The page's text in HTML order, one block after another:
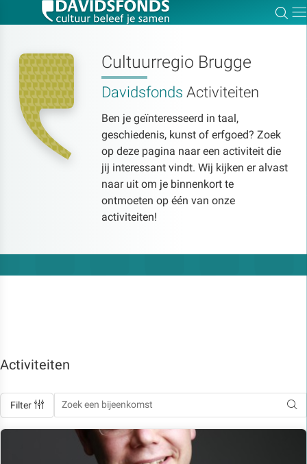
Cultuurregio Brugge
Davidsfonds Activiteiten
Ben je geïnteresseerd in taal,
geschiedenis, kunst of erfgoed? Zoek
op deze pagina naar een activiteit die
jij interessant vindt. Wij kijken er alvast
naar uit om je binnenkort te
ontmoeten op één van onze
activiteiten!
Activiteiten
Filter
Zoek:
Zoeken